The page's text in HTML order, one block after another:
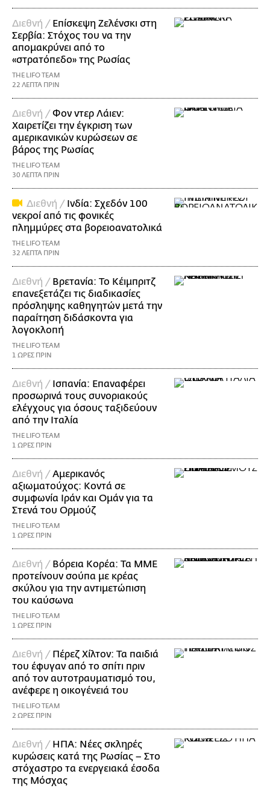
Διεθνή / Επίσκεψη Ζελένσκι στη
Σερβία: Στόχος του να την
απομακρύνει από το
«στρατόπεδο» της Ρωσίας
THE LIFO TEAM
22 ΛΕΠΤΑ ΠΡΙΝ
Διεθνή /Φον ντερ Λάιεν:
Χαιρετίζει την έγκριση των
αμερικανικών κυρώσεων σε
βάρος της Ρωσίας
THE LIFO TEAM
30 ΛΕΠΤΑ ΠΡΙΝ
Διεθνή / Ινδία: Σχεδόν 100
νεκροί από τις φονικές
πλημμύρες στα βορειοανατολικά
THE LIFO TEAM
32 ΛΕΠΤΑ ΠΡΙΝ
Διεθνή / Βρετανία: Το Κέιμπριτζ
επανεξετάζει τις διαδικασίες
πρόσληψης καθηγητών μετά την
παραίτηση διδάσκοντα για
λογοκλοπή
THE LIFO TEAM
1 ΩΡΕΣ ΠΡΙΝ
Διεθνή / Ισπανία: Επαναφέρει
προσωρινά τους συνοριακούς
ελέγχους για όσους ταξιδεύουν
από την Ιταλία
THE LIFO TEAM
1 ΩΡΕΣ ΠΡΙΝ
Διεθνή /Αμερικανός
αξιωματούχος: Κοντά σε
συμφωνία Ιράν και Ομάν για τα
Στενά του Ορμούζ
THE LIFO TEAM
1 ΩΡΕΣ ΠΡΙΝ
Διεθνή / Βόρεια Κορέα: Τα ΜΜΕ
προτείνουν σούπα με κρέας
σκύλου για την αντιμετώπιση
του καύσωνα
THE LIFO TEAM
1 ΩΡΕΣ ΠΡΙΝ
Διεθνή / Πέρεζ Χίλτον: Τα παιδιά
του έφυγαν από το σπίτι πριν
από τον αυτοτραυματισμό του,
ανέφερε η οικογένειά του
THE LIFO TEAM
2 ΩΡΕΣ ΠΡΙΝ
Διεθνή / ΗΠΑ: Nέες σκληρές
κυρώσεις κατά της Ρωσίας – Στο
στόχαστρο τα ενεργειακά έσοδα
της Μόσχας